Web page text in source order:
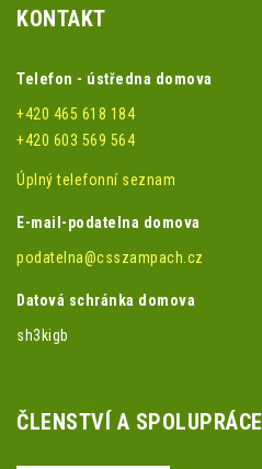
KONTAKT
Telefon - ústředna domova
+420 465 618 184
+420 603 569 564
Úplný telefonní seznam
E-mail-podatelna domova
podatelna@csszampach.cz
Datová schránka domova
sh3kigb
ČLENSTVÍ A SPOLUPRÁCE